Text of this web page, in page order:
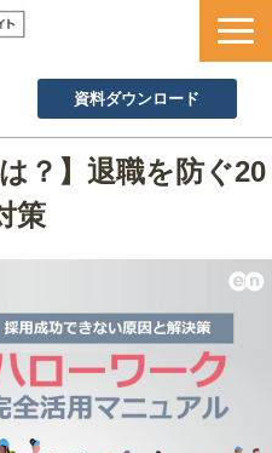
資料ダウンロード
一覧
ハウ
ち資料
？】退職を防ぐ20
策